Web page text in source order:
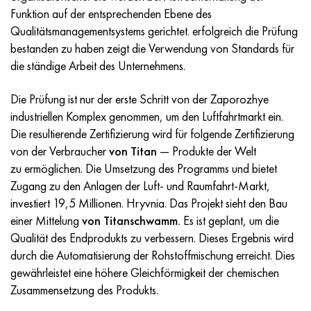
Funktion auf der entsprechenden Ebene des
Qualitätsmanagementsystems gerichtet. erfolgreich die Prüfung
bestanden zu haben zeigt die Verwendung von Standards für
die ständige Arbeit des Unternehmens.
Die Prüfung ist nur der erste Schritt von der Zaporozhye
industriellen Komplex genommen, um den Luftfahrtmarkt ein.
Die resultierende Zertifizierung wird für folgende Zertifizierung
von der Verbrauchervon Titan — Produkte der Welt
zu ermöglichen. Die Umsetzung des Programms und bietet
Zugang zu den Anlagen der Luft- und Raumfahrt-Markt,
investiert 19,5 Millionen. Hryvnia. Das Projekt sieht den Bau
einer Mittelung von Titanschwamm. Es ist geplant, um die
Qualität des Endprodukts zu verbessern. Dieses Ergebnis wird
durch die Automatisierung der Rohstoffmischung erreicht. Dies
gewährleistet eine höhere Gleichförmigkeit der chemischen
Zusammensetzung des Produkts.
Incotherm
Incotest
Jethete M152
Kobalt 6B
Martensitaushärtung 250
Renee 41
Martensitaushärtung 300
Martensitaushärtung 350
MP35N
47ND
47NHR
49KF
49K2F/49K2FA-VI
50H
50NP
50NHS
52H
52K12F
HN62VMYUT
HN62MVKYU
HN63MB
HN65VM
HN65VMTYU
HN67MVTYU
HN68VKTYU
HN68VMTYUK-VD
HN70VMTYU
VT-35
PT-1M
PT-3V
PT-7M
2V
SPT-2 Schweißdraht
AT3
3М
TL3
1.4466 - aisi 310MoLn
Legierung Al6xn
15-7Ph® - 1.4532
PH 13-8 Mo - 1.4534
1.4542 - 17-4Ph®.
Custom 455® - 1.4543 - uns s45500
1.4545 - 15-5Ph®
1.4548 - 17-4Ph®.
1.4550 - aisi 347
10H17N13М3Т
10H18N18YU4D
11H11N2V2МF
12H18N9Т
13H11N2V2МF
15H11MF
15H12VNMF
15H12N2МVFAB
15H16К5N2МVFAB
2.0872, CuNi10Fe1Mn, Cw352h
Silicium-Aluminium-Bronze
CW301G, C64200
Siliciumbronze
C65500, CuAl11Fe3
C65620, CuSi3Fe2Zn3
C65100, CuSi1,5
Zinn-Blei-Bronze
c92200, CuSn6Zn4Pb2
Rotmessing
C84400, CuSn2ZnPb
C83600, CuSn5ZnPb
45G2, 45g2, aisi 1144
Baustahl legiert
10g2, 10g2, aisi 1513
12X2H4A,15NiCr13, 1.5752
АS14, 11SMnPb30
20G, 20mn5
20HN3А, aisi 4320, 20hn3a
20HМ, 24CrMo5, 20hm
25HGM, 20CrMo5, 1.7264
R6M5, 1.3343, hs6-5-2, sw7m
R6M5K5, 1.3243, hs6-5-2-5
R6М5F3, 1.3344, hs6-5-3
R9М4К8,1.3207
R12F3, 1.3318, sw12
R18, 1.3355, hs18-0-1, sw18
Kohlenstoffstahl
U10,1.1645, C105W1
11G12, 110G13L, X120Mn12